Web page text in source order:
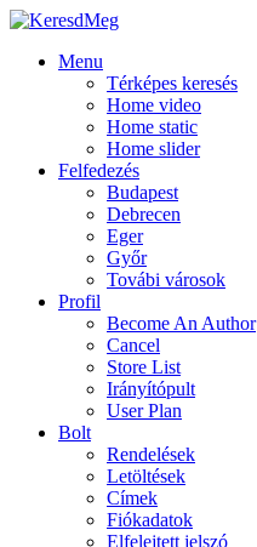
Menu
Térképes keresés
Home video
Home static
Home slider
Felfedezés
Budapest
Debrecen
Eger
Győr
Továbi városok
Profil
Become An Author
Cancel
Store List
Irányítópult
User Plan
Bolt
Rendelések
Letöltések
Címek
Fiókadatok
Elfelejtett jelszó